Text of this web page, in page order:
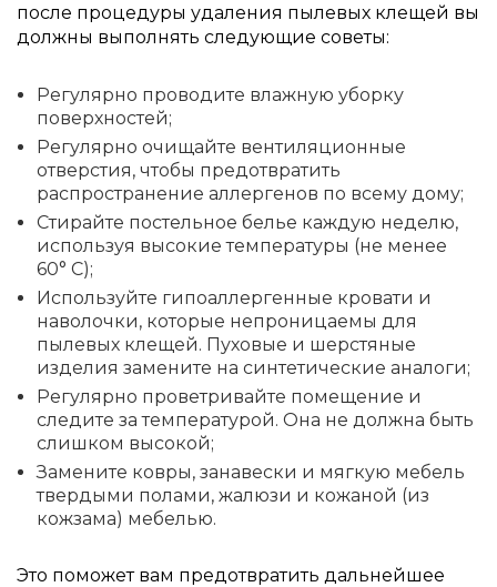
после процедуры удаления пылевых клещей вы
должны выполнять следующие советы:
Регулярно проводите влажную уборку
поверхностей;
Регулярно очищайте вентиляционные
отверстия, чтобы предотвратить
распространение аллергенов по всему дому;
Стирайте постельное белье каждую неделю,
используя высокие температуры (не менее
60° C);
Используйте гипоаллергенные кровати и
наволочки, которые непроницаемы для
пылевых клещей. Пуховые и шерстяные
изделия замените на синтетические аналоги;
Регулярно проветривайте помещение и
следите за температурой. Она не должна быть
слишком высокой;
Замените ковры, занавески и мягкую мебель
твердыми полами, жалюзи и кожаной (из
кожзама) мебелью.
Это поможет вам предотвратить дальнейшее